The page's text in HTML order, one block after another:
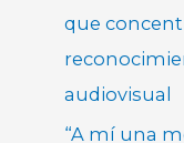
que
audiovisual
“A mí una